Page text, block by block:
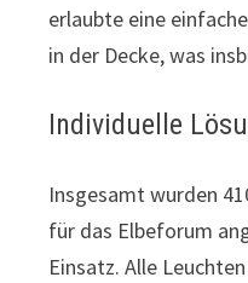
erlaubte eine
in der Decke, was
Individuelle
Insgesamt wurden
für das Elbeforum
Einsatz. Alle